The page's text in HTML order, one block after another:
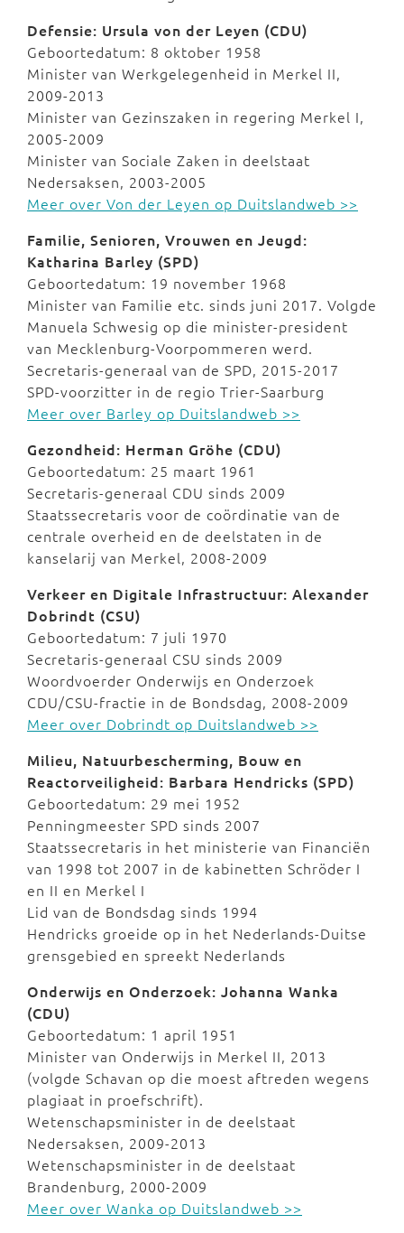
Defensie: Ursula von der Leyen (CDU)
Geboortedatum: 8 oktober 1958
Minister van Werkgelegenheid in Merkel II,
2009-2013
Minister van Gezinszaken in regering Merkel I,
2005-2009
Minister van Sociale Zaken in deelstaat
Nedersaksen, 2003-2005
Meer over Von der Leyen op Duitslandweb >>
Familie, Senioren, Vrouwen en Jeugd:
Katharina Barley (SPD)
Geboortedatum: 19 november 1968
Minister van Familie etc. sinds juni 2017. Volgde
Manuela Schwesig op die minister-president
van Mecklenburg-Voorpommeren werd.
Secretaris-generaal van de SPD, 2015-2017
SPD-voorzitter in de regio Trier-Saarburg
Meer over Barley op Duitslandweb >>
Gezondheid: Herman Gröhe (CDU)
Geboortedatum: 25 maart 1961
Secretaris-generaal CDU sinds 2009
Staatssecretaris voor de coördinatie van de
centrale overheid en de deelstaten in de
kanselarij van Merkel, 2008-2009
Verkeer en Digitale Infrastructuur: Alexander
Dobrindt (CSU)
Geboortedatum: 7 juli 1970
Secretaris-generaal CSU sinds 2009
Woordvoerder Onderwijs en Onderzoek
CDU/CSU-fractie in de Bondsdag, 2008-2009
Meer over Dobrindt op Duitslandweb >>
Milieu, Natuurbescherming, Bouw en
Reactorveiligheid: Barbara Hendricks (SPD)
Geboortedatum: 29 mei 1952
Penningmeester SPD sinds 2007
Staatssecretaris in het ministerie van Financiën
van 1998 tot 2007 in de kabinetten Schröder I
en II en Merkel I
Lid van de Bondsdag sinds 1994
Hendricks groeide op in het Nederlands-Duitse
grensgebied en spreekt Nederlands
Onderwijs en Onderzoek: Johanna Wanka
(CDU)
Geboortedatum: 1 april 1951
Minister van Onderwijs in Merkel II, 2013
(volgde Schavan op die moest aftreden wegens
plagiaat in proefschrift).
Wetenschapsminister in de deelstaat
Nedersaksen, 2009-2013
Wetenschapsminister in de deelstaat
Brandenburg, 2000-2009
Meer over Wanka op Duitslandweb >>